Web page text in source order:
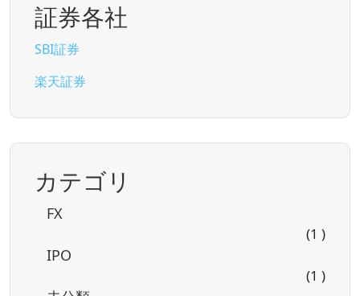
証券各社
SBI証券
楽天証券
カテゴリ
FX
(1 )
IPO
(1 )